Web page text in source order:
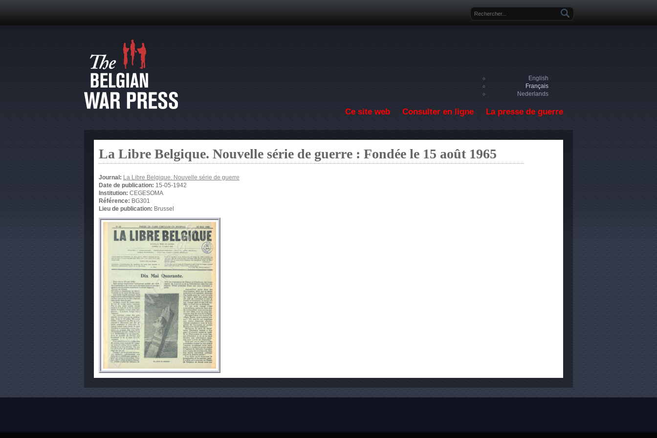
Formulaire de recherche
English
Français
Nederlands
Ce site web Consulter en ligne La presse de guerre
La Libre Belgique. Nouvelle série de guerre : Fondée le 15 août 1965
Journal: La Libre Belgique. Nouvelle série de guerre
Date de publication: 15-05-1942
Institution: CEGESOMA
Référence: BG301
Lieu de publication: Brussel